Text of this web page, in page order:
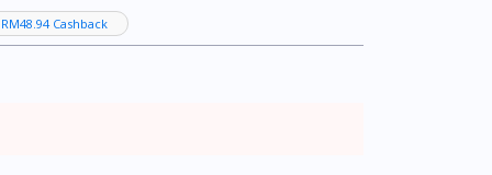
Cashback